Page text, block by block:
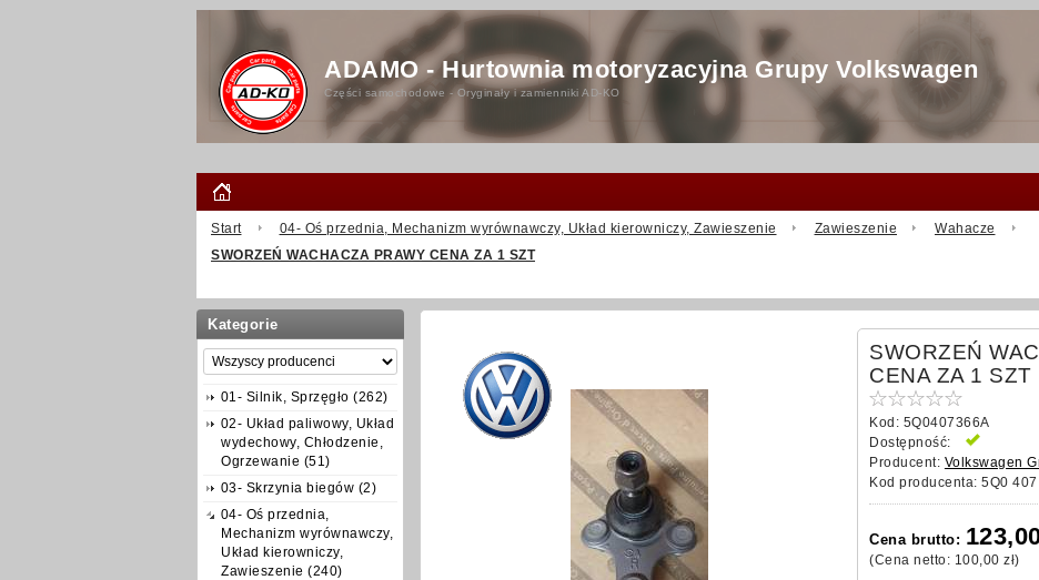
ADAMO - Hurtownia motoryzacyjna Grupy Volkswagen
Części samochodowe - Oryginały i zamienniki AD-KO
Start 04- Oś przednia, Mechanizm wyrównawczy, Układ kierowniczy, Zawieszenie Zawieszenie
Wahacze
SWORZEŃ WACHACZA PRAWY CENA ZA 1 SZT
Kategorie
01- Silnik, Sprzęgło (262)
02- Układ paliwowy, Układ
wydechowy, Chłodzenie,
Ogrzewanie (51)
03- Skrzynia biegów (2)
04- Oś przednia,
Mechanizm wyrównawczy,
Układ kierowniczy,
Zawieszenie (240)
SWORZEŃ
CENA ZA 1 SZT
Kod: 5Q0407366A
Dostępność:
Producent: Volkswagen
Kod producenta: 5Q0
Cena brutto:
(Cena netto: 100,00 zł)